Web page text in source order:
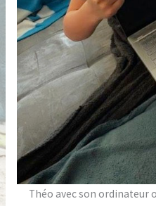
Théo avec son ordinateur